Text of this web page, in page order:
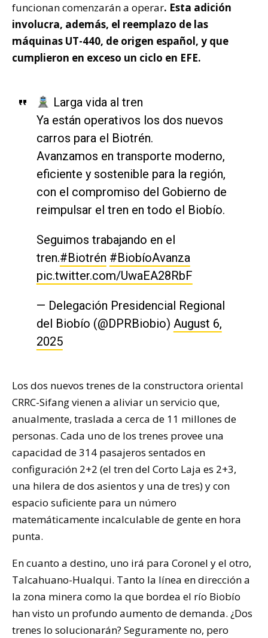
funcionan comenzarán a operar. Esta adición
involucra, además, el reemplazo de las
máquinas UT-440, de origen español, y que
cumplieron en exceso un ciclo en EFE.
Larga vida al tren
Ya están operativos los dos nuevos
carros para el Biotrén.
Avanzamos en transporte moderno,
eficiente y sostenible para la región,
con el compromiso del Gobierno de
reimpulsar el tren en todo el Biobío.
Seguimos trabajando en el
tren.#Biotrén #BiobíoAvanza
pic.twitter.com/UwaEA28RbF
— Delegación Presidencial Regional
del Biobío (@DPRBiobio) August 6,
2025
Los dos nuevos trenes de la constructora oriental
CRRC-Sifang vienen a aliviar un servicio que,
anualmente, traslada a cerca de 11 millones de
personas. Cada uno de los trenes provee una
capacidad de 314 pasajeros sentados en
configuración 2+2 (el tren del Corto Laja es 2+3,
una hilera de dos asientos y una de tres) y con
espacio suficiente para un número
matemáticamente incalculable de gente en hora
punta.
En cuanto a destino, uno irá para Coronel y el otro,
Talcahuano-Hualqui. Tanto la línea en dirección a
la zona minera como la que bordea el río Biobío
han visto un profundo aumento de demanda. ¿Dos
trenes lo solucionarán? Seguramente no, pero